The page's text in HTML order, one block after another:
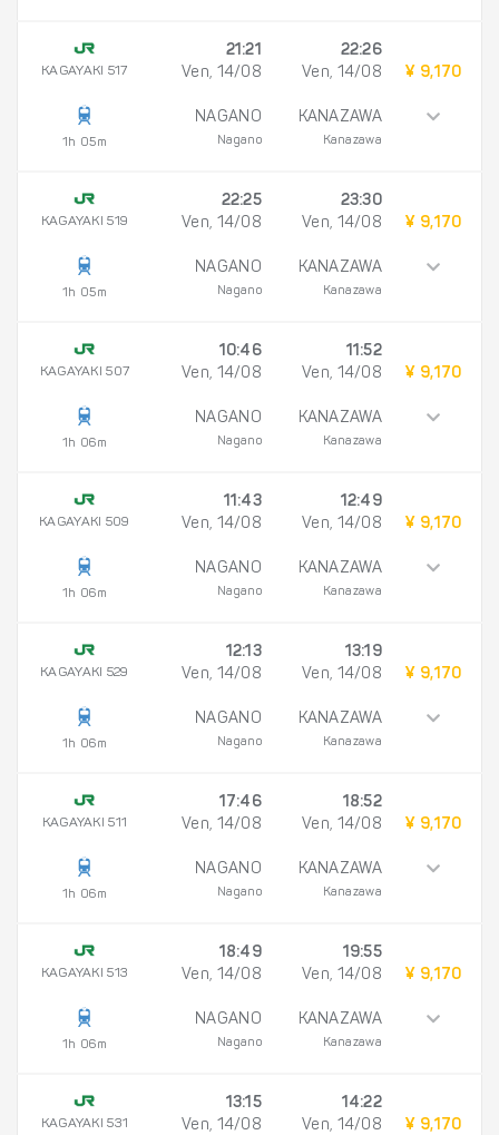
KAGAYAKI 517
1h 05m
21:21
Ven, 14/08
NAGANO
Nagano
22:26
Ven, 14/08
KANAZAWA
Kanazawa
¥ 9,170
KAGAYAKI 519
1h 05m
22:25
Ven, 14/08
NAGANO
Nagano
23:30
Ven, 14/08
KANAZAWA
Kanazawa
¥ 9,170
KAGAYAKI 507
1h 06m
10:46
Ven, 14/08
NAGANO
Nagano
11:52
Ven, 14/08
KANAZAWA
Kanazawa
¥ 9,170
KAGAYAKI 509
1h 06m
11:43
Ven, 14/08
NAGANO
Nagano
12:49
Ven, 14/08
KANAZAWA
Kanazawa
¥ 9,170
KAGAYAKI 529
1h 06m
12:13
Ven, 14/08
NAGANO
Nagano
13:19
Ven, 14/08
KANAZAWA
Kanazawa
¥ 9,170
KAGAYAKI 511
1h 06m
17:46
Ven, 14/08
NAGANO
Nagano
18:52
Ven, 14/08
KANAZAWA
Kanazawa
¥ 9,170
KAGAYAKI 513
1h 06m
18:49
Ven, 14/08
NAGANO
Nagano
19:55
Ven, 14/08
KANAZAWA
Kanazawa
¥ 9,170
KAGAYAKI 531
13:15
Ven, 14/08
14:22
Ven, 14/08
¥ 9,170